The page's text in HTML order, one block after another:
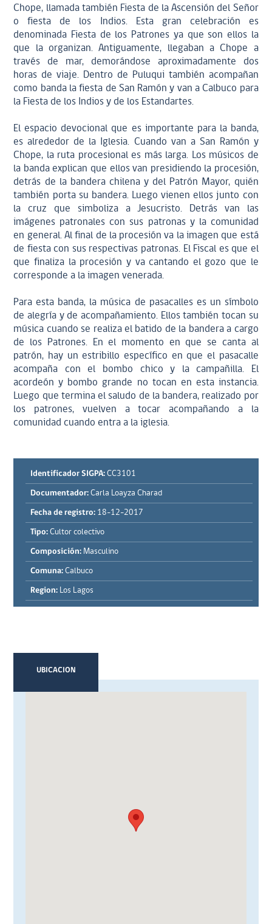
Chope, llamada también Fiesta de la Ascensión del Señor
o fiesta de los Indios. Esta gran celebración es
denominada Fiesta de los Patrones ya que son ellos la
que la organizan. Antiguamente, llegaban a Chope a
través de mar, demorándose aproximadamente dos
horas de viaje. Dentro de Puluqui también acompañan
como banda la fiesta de San Ramón y van a Calbuco para
la Fiesta de los Indios y de los Estandartes.
El espacio devocional que es importante para la banda,
es alrededor de la Iglesia. Cuando van a San Ramón y
Chope, la ruta procesional es más larga. Los músicos de
la banda explican que ellos van presidiendo la procesión,
detrás de la bandera chilena y del Patrón Mayor, quién
también porta su bandera. Luego vienen ellos junto con
la cruz que simboliza a Jesucristo. Detrás van las
imágenes patronales con sus patronas y la comunidad
en general. Al final de la procesión va la imagen que está
de fiesta con sus respectivas patronas. El Fiscal es que el
que finaliza la procesión y va cantando el gozo que le
corresponde a la imagen venerada.
Para esta banda, la música de pasacalles es un símbolo
de alegría y de acompañamiento. Ellos también tocan su
música cuando se realiza el batido de la bandera a cargo
de los Patrones. En el momento en que se canta al
patrón, hay un estribillo específico en que el pasacalle
acompaña con el bombo chico y la campañilla. El
acordeón y bombo grande no tocan en esta instancia.
Luego que termina el saludo de la bandera, realizado por
los patrones, vuelven a tocar acompañando a la
comunidad cuando entra a la iglesia.
Identificador SIGPA: CC3101
Documentador: Carla Loayza Charad
Fecha de registro: 18-12-2017
Tipo: Cultor colectivo
Composición: Masculino
Comuna: Calbuco
Region: Los Lagos
UBICACION